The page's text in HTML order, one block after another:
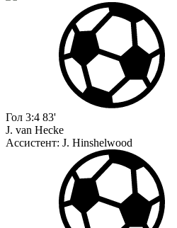
Гол 3:4 83'
J. van Hecke
Ассистент: J. Hinshelwood